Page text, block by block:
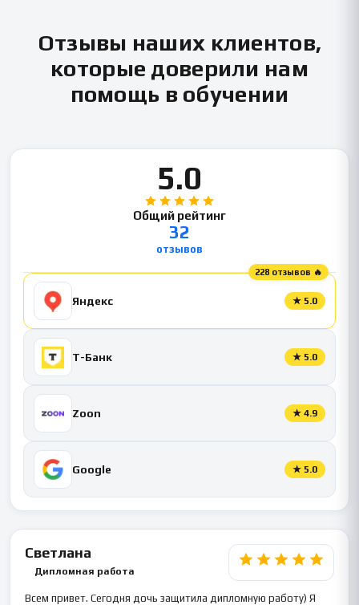
Отзывы наших клиентов,
которые доверили нам
помощь в обучении
5.0
Общий рейтинг
32
отзывов
228 отзывов 🔥
Яндекс ★ 5.0
Т-Банк ★ 5.0
Zoon ★ 4.9
Google ★ 5.0
Светлана
Дипломная работа
Всем привет. Сегодня дочь защитила дипломную работу) Я